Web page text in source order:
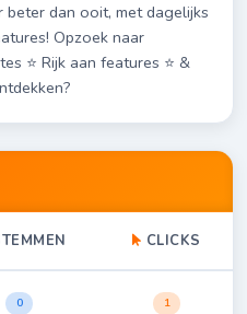
dan ooit, met dagelijks
Opzoek naar
⭐ Rijk aan features ⭐ &
CLICKS
0 1